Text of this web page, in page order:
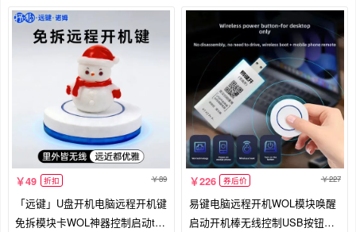
49 折扣 89
「远键」U盘开机电脑远程开机键
免拆模块卡WOL神器控制启动tod
226 券后价 227
易键电脑远程开机WOL模块唤醒
启动开机棒无线控制USB按钮键